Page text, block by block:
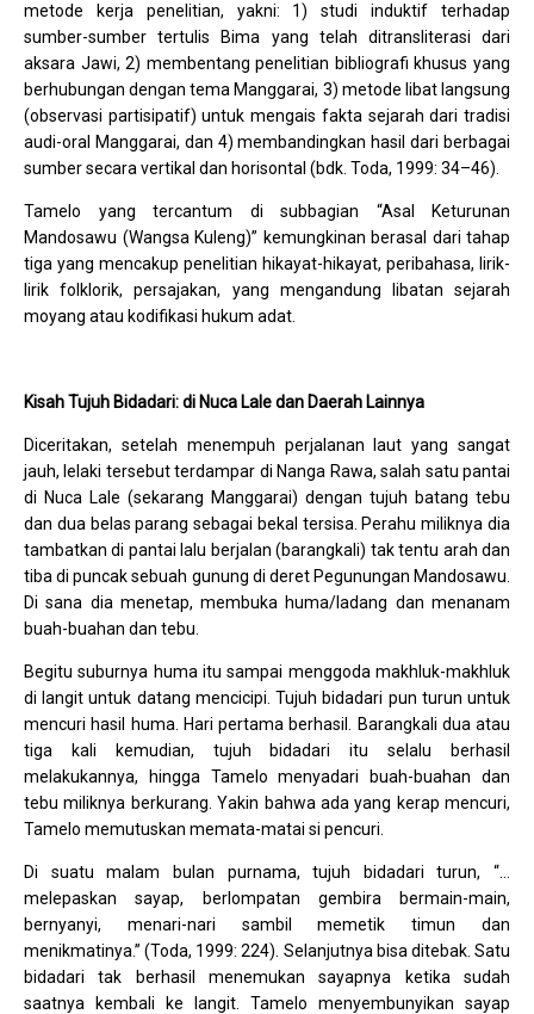
metode kerja penelitian, yakni: 1) studi induktif terhadap
sumber-sumber tertulis Bima yang telah ditransliterasi dari
aksara Jawi, 2) membentang penelitian bibliografi khusus yang
berhubungan dengan tema Manggarai, 3) metode libat langsung
(observasi partisipatif) untuk mengais fakta sejarah dari tradisi
audi-oral Manggarai, dan 4) membandingkan hasil dari berbagai
sumber secara vertikal dan horisontal (bdk. Toda, 1999: 34–46).
Tamelo yang tercantum di subbagian “Asal Keturunan
Mandosawu (Wangsa Kuleng)” kemungkinan berasal dari tahap
tiga yang mencakup penelitian hikayat-hikayat, peribahasa, lirik-
lirik folklorik, persajakan, yang mengandung libatan sejarah
moyang atau kodifikasi hukum adat.
Kisah Tujuh Bidadari: di Nuca Lale dan Daerah Lainnya
Diceritakan, setelah menempuh perjalanan laut yang sangat
jauh, lelaki tersebut terdampar di Nanga Rawa, salah satu pantai
di Nuca Lale (sekarang Manggarai) dengan tujuh batang tebu
dan dua belas parang sebagai bekal tersisa. Perahu miliknya dia
tambatkan di pantai lalu berjalan (barangkali) tak tentu arah dan
tiba di puncak sebuah gunung di deret Pegunungan Mandosawu.
Di sana dia menetap, membuka huma/ladang dan menanam
buah-buahan dan tebu.
Begitu suburnya huma itu sampai menggoda makhluk-makhluk
di langit untuk datang mencicipi. Tujuh bidadari pun turun untuk
mencuri hasil huma. Hari pertama berhasil. Barangkali dua atau
tiga kali kemudian, tujuh bidadari itu selalu berhasil
melakukannya, hingga Tamelo menyadari buah-buahan dan
tebu miliknya berkurang. Yakin bahwa ada yang kerap mencuri,
Tamelo memutuskan memata-matai si pencuri.
Di suatu malam bulan purnama, tujuh bidadari turun, “…
melepaskan sayap, berlompatan gembira bermain-main,
bernyanyi, menari-nari sambil memetik timun dan
menikmatinya.” (Toda, 1999: 224). Selanjutnya bisa ditebak. Satu
bidadari tak berhasil menemukan sayapnya ketika sudah
saatnya kembali ke langit. Tamelo menyembunyikan sayap